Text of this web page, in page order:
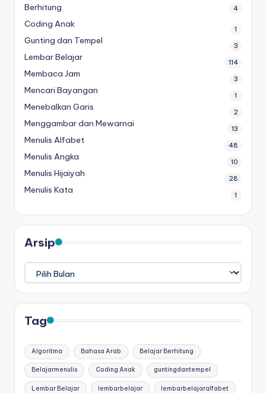
Berhitung 4
Coding Anak 1
Gunting dan Tempel 3
Lembar Belajar 114
Membaca Jam 3
Mencari Bayangan 1
Menebalkan Garis 2
Menggambar dan Mewarnai 13
Menulis Alfabet 48
Menulis Angka 10
Menulis Hijaiyah 28
Menulis Kata 1
Arsip
Arsip
Tag
Algoritma Bahasa Arab Belajar Berhitung
Belajarmenulis Coding Anak guntingdantempel
Lembar Belajar lembarbelajar lembarbelajaralfabet